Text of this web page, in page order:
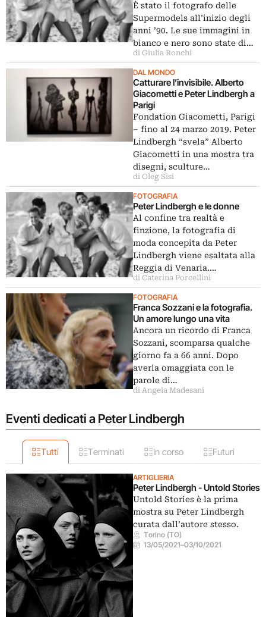
È stato il fotografo delle
Supermodels all’inizio degli
anni ’90. Le sue immagini in
bianco e nero sono state di…
di Giulia Ronchi
DAL MONDO
Catturare l’invisibile. Alberto
Giacometti e Peter Lindbergh a
Parigi
Fondation Giacometti, Parigi
‒ fino al 24 marzo 2019. Peter
Lindbergh “svela” Alberto
Giacometti in una mostra tra
disegni, sculture…
di Oleg Sisi
FOTOGRAFIA
Peter Lindbergh e le donne
Al confine tra realtà e
finzione, la fotografia di
moda concepita da Peter
Lindbergh viene esaltata alla
Reggia di Venaria.…
di Caterina Porcellini
FOTOGRAFIA
Franca Sozzani e la fotografia.
Un amore lungo una vita
Ancora un ricordo di Franca
Sozzani, scomparsa qualche
giorno fa a 66 anni. Dopo
averla omaggiata con le
parole di…
di Angela Madesani
Eventi dedicati a Peter Lindbergh
Tutti Terminati In corso Futuri
ARTIGLIERIA
Peter Lindbergh - Untold Stories
Untold Stories è la prima
mostra su Peter Lindbergh
curata dall’autore stesso.
Torino (TO)
13/05/2021–03/10/2021